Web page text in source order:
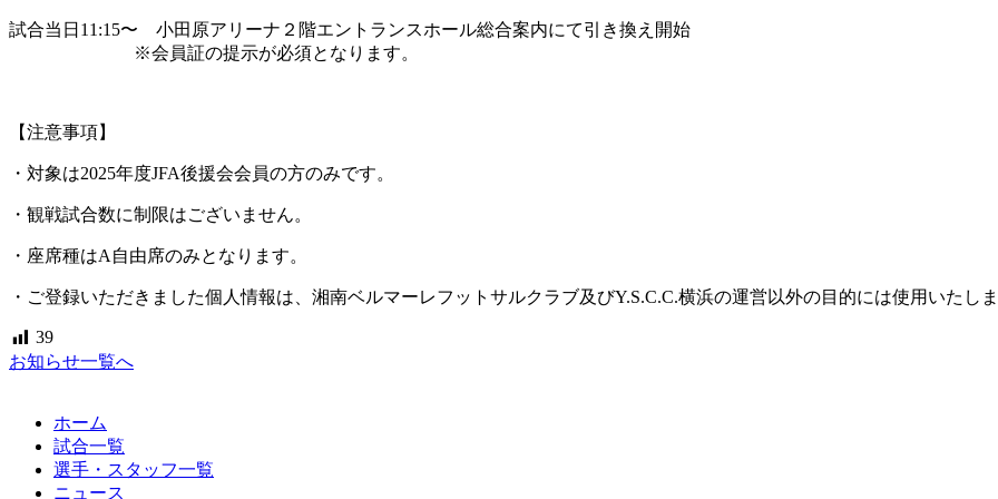
試合当日11:15〜 小田原アリーナ２階エントランスホール総合案内にて引き換え開始
※会員証の提示が必須となります。
【注意事項】
・対象は2025年度JFA後援会会員の方のみです。
・観戦試合数に制限はございません。
・座席種はA自由席のみとなります。
・ご登録いただきました個人情報は、湘南ベルマーレフットサルクラブ及びY.S.C.C.横浜の運営以外の目的には使用いたし
39
お知らせ一覧へ
ホーム
試合一覧
選手・スタッフ一覧
ニュース